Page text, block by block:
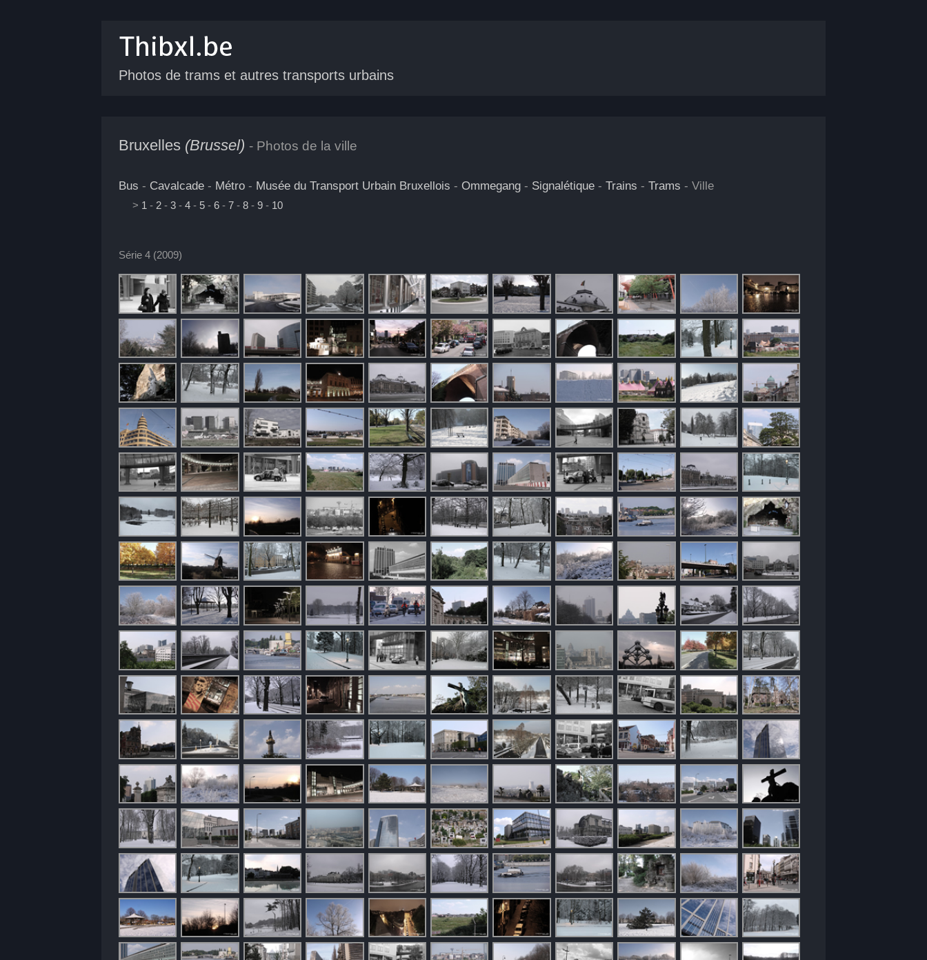
Photos de trams et autres transports urbains
Bruxelles (Brussel) - Photos de la ville
Bus - Cavalcade - Métro - Musée du Transport Urbain Bruxellois - Ommegang - Signalétique - Trains - Trams - Ville
> 1 - 2 - 3 - 4 - 5 - 6 - 7 - 8 - 9 - 10
Série 4 (2009)